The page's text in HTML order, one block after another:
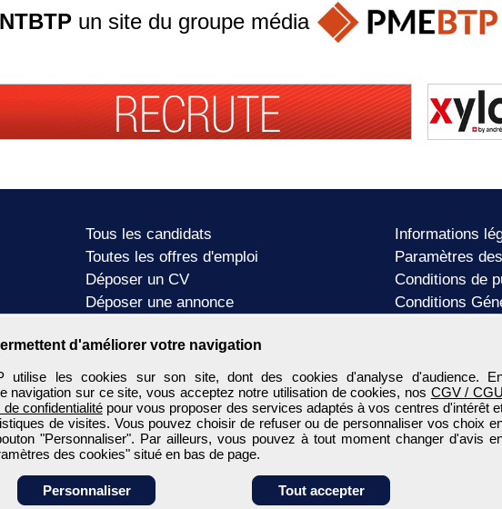
d'améliorer votre navigation
utilise les cookies sur son site, dont des cookies d'analyse d'audience.
navigation sur ce site, vous acceptez notre utilisation de cookies, nos CGV / CGU
de confidentialitépour vous proposer des services adaptés à vos centres d'intérêt
de visites. Vous pouvez choisir de refuser ou de personnaliser vos choix
"Personnaliser". Par ailleurs, vous pouvez à tout moment changer d'avis
des cookies" situé en bas de page.
Personnaliser Tout accepter
un site du groupe média
Tous les candidats
Toutes les offres d'emploi
Déposer un CV
Déposer une annonce
Informations
Paramètres
Conditions de
Conditions